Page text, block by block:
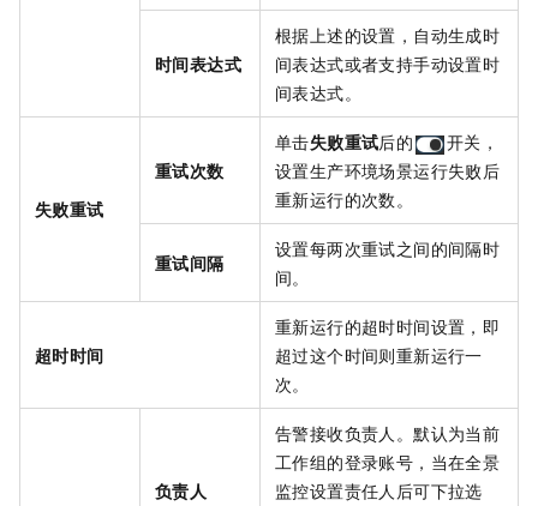
时间表达式
根据上述的设置，自动生成时
间表达式或者支持手动设置时
间表达式。
失败重试
重试次数
单击失败重试后的
开关，
设置生产环境场景运行失败后
重新运行的次数。
重试间隔
设置每两次重试之间的间隔时
间。
超时时间
重新运行的超时时间设置，即
超过这个时间则重新运行一
次。
负责人
告警接收负责人。默认为当前
工作组的登录账号，当在全景
监控设置责任人后可下拉选